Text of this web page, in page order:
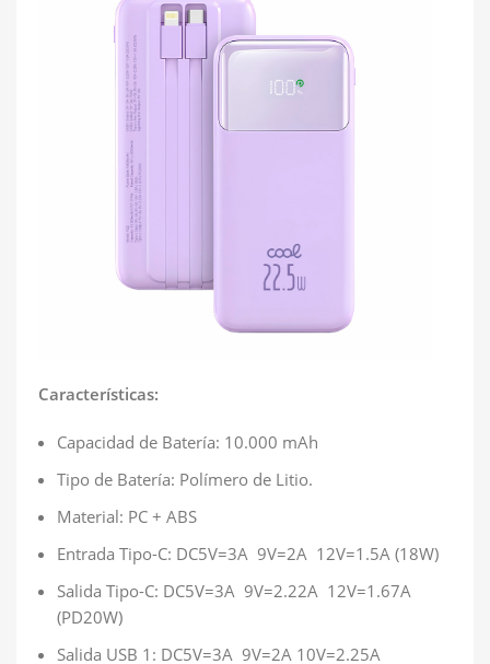
Características:
Capacidad de Batería: 10.000 mAh
Tipo de Batería: Polímero de Litio.
Material: PC + ABS
Entrada Tipo-C: DC5V=3A 9V=2A 12V=1.5A (18W)
Salida Tipo-C: DC5V=3A 9V=2.22A 12V=1.67A
(PD20W)
Salida USB 1: DC5V=3A 9V=2A 10V=2.25A